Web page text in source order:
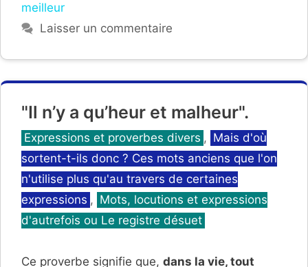
meilleur
Laisser un commentaire
"Il n’y a qu’heur et malheur".
Catégories
Expressions et proverbes divers , Mais d'où
sortent-t-ils donc ? Ces mots anciens que l'on
n'utilise plus qu'au travers de certaines
expressions , Mots, locutions et expressions
d'autrefois ou Le registre désuet
Ce proverbe signifie que, dans la vie, tout